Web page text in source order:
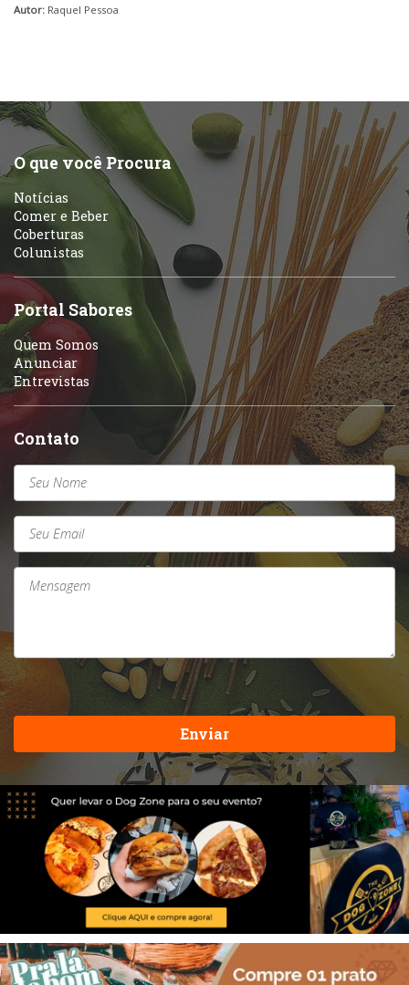
Autor: Raquel Pessoa
O que você Procura
Notícias
Comer e Beber
Coberturas
Colunistas
Portal Sabores
Quem Somos
Anunciar
Entrevistas
Contato
Enviar